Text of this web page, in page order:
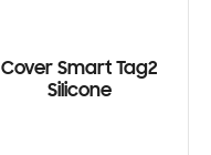
Cover Smart Tag2
Silicone